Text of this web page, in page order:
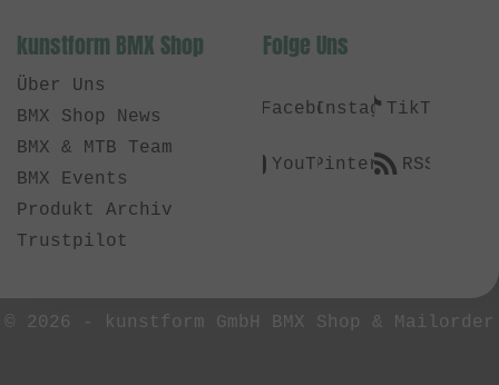
kunstform BMX Shop
Über Uns
BMX Shop News
BMX & MTB Team
BMX Events
Produkt Archiv
Trustpilot
Folge Uns
FacebookInstagramTikTok
YouTubePinterestRSS
© 2026 - kunstform GmbH BMX Shop & Mailorder